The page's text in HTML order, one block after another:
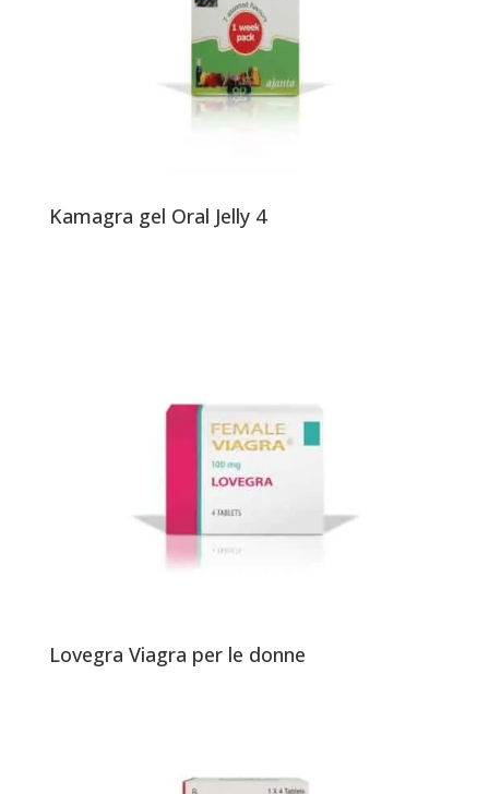
Kamagra gel Oral Jelly 4
Lovegra Viagra per le donne